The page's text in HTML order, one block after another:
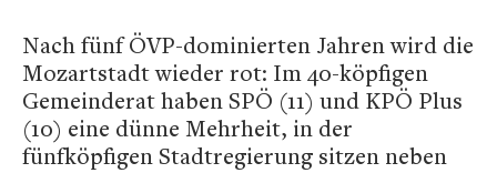
Nach fünf ÖVP-dominierten Jahren wird die
Mozartstadt wieder rot: Im 40-köpfigen
Gemeinderat haben SPÖ (11) und KPÖ Plus
(10) eine dünne Mehrheit, in der
fünfköpfigen Stadtregierung sitzen neben